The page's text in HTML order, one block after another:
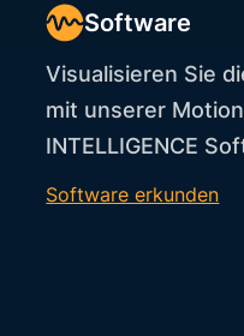
Software
Visualisieren Sie
mit unserer
INTELLIGENCE
Software erkunden